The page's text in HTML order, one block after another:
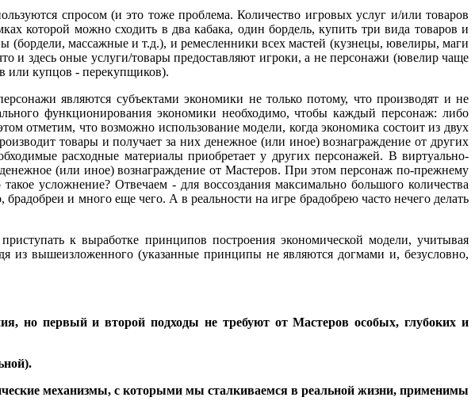
спросом (и это тоже проблема. Количество игровых услуг и/или товаров
которой можно сходить в два кабака, один бордель, купить три вида товаров и
массажные и т.д.), и ремесленники всех мастей (кузнецы, ювелиры, маги
и здесь оные услуги/товары предоставляют игроки, а не персонажи (ювелир чаще
или купцов - перекупщиков).
являются субъектами экономики не только потому, что производят и не
функционирования экономики необходимо, чтобы каждый персонаж: либо
отметим, что возможно использование модели, когда экономика состоит из двух
товары и получает за них денежное (или иное) вознаграждение от других
расходные материалы приобретает у других персонажей. В виртуально-
(или иное) вознаграждение от Мастеров. При этом персонаж по-прежнему
усложнение? Отвечаем - для воссоздания максимально большого количества
и много еще чего. А в реальности на игре брадобрею часто нечего делать
к выработке принципов построения экономической модели, учитывая
вышеизложенного (указанные принципы не являются догмами и, безусловно,
но первый и второй подходы не требуют от Мастеров особых, глубоких и
механизмы, с которыми мы сталкиваемся в реальной жизни, применимы